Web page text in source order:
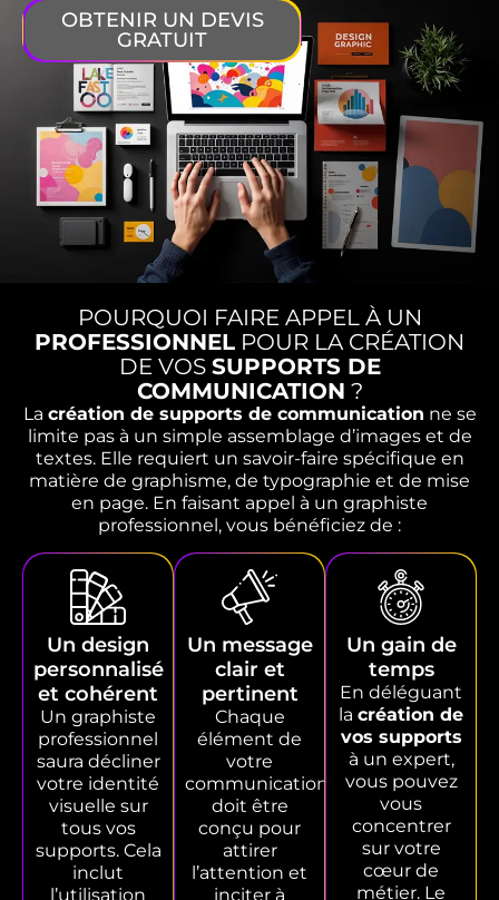
OBTENIR UN DEVIS
GRATUIT
POURQUOI FAIRE APPEL À UN
PROFESSIONNEL POUR LA CRÉATION
DE VOS SUPPORTS DE
COMMUNICATION ?
La création de supports de communication ne se
limite pas à un simple assemblage d’images et de
textes. Elle requiert un savoir-faire spécifique en
matière de graphisme, de typographie et de mise
en page. En faisant appel à un graphiste
professionnel, vous bénéficiez de :
Un design
personnalisé
et cohérent
Un graphiste
professionnel
saura décliner
votre identité
visuelle sur
tous vos
supports. Cela
inclut
l’utilisation
Un message
clair et
pertinent
Chaque
élément de
votre
communication
doit être
conçu pour
attirer
l’attention et
inciter à
Un gain de
temps
En déléguant
la création de
vos supports
à un expert,
vous pouvez
vous
concentrer
sur votre
cœur de
métier. Le